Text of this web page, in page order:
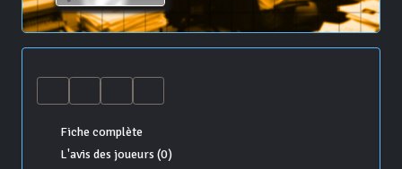
Fiche complète
L'avis des joueurs (0)